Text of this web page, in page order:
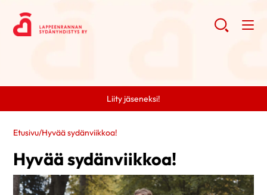
Liity jäseneksi!
Etusivu/Hyvää sydänviikkoa!
Hyvää sydänviikkoa!